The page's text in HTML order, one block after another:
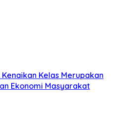
Kelas Merupakan
Ekonomi Masyarakat